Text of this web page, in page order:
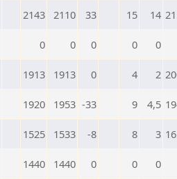
2143 2110 33 15 14
0 0 0 0 0
1913 1913 0 4 2
1920 1953 -33 9 4,5
1525 1533 -8 8 3
1440 1440 0 0 0